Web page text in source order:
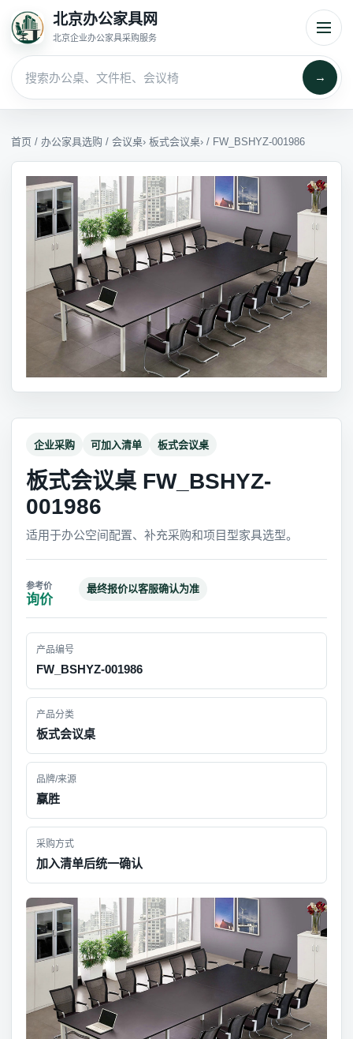
北京办公家具网
北京企业办公家具采购服务
→
首页 / 办公家具选购 / 会议桌› 板式会议桌› / FW_BSHYZ-001986
企业采购 可加入清单 板式会议桌
板式会议桌 FW_BSHYZ-
001986
适用于办公空间配置、补充采购和项目型家具选型。
询价
最终报价以客服确认为准
产品编号
FW_BSHYZ-001986
产品分类
板式会议桌
品牌/来源
赢胜
采购方式
加入清单后统一确认